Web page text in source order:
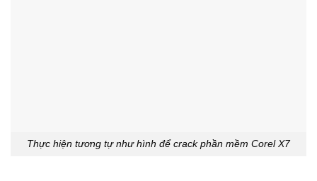
Thực hiện tương tự như hình để crack phần mềm Corel X7